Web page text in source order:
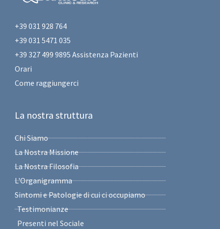
+39 031 928 764
+39 031 5471 035
+39 327 499 9895 Assistenza Pazienti
Orari
Come raggiungerci
La nostra struttura
Chi Siamo
La Nostra Missione
La Nostra Filosofia
L'Organigramma
Sintomi e Patologie di cui ci occupiamo
Testimonianze
Presenti nel Sociale